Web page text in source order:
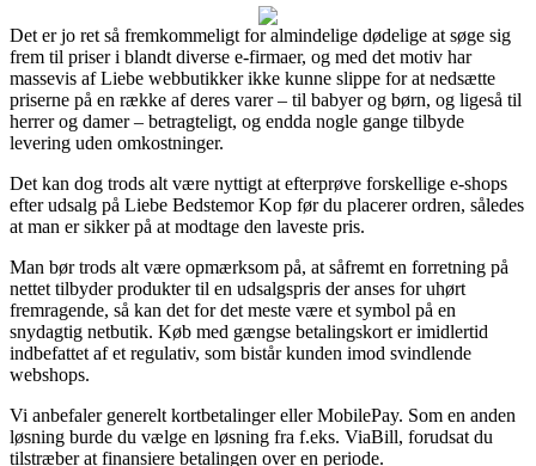
Det er jo ret så fremkommeligt for almindelige dødelige at søge sig
frem til priser i blandt diverse e-firmaer, og med det motiv har
massevis af Liebe webbutikker ikke kunne slippe for at nedsætte
priserne på en række af deres varer – til babyer og børn, og ligeså til
herrer og damer – betragteligt, og endda nogle gange tilbyde
levering uden omkostninger.
Det kan dog trods alt være nyttigt at efterprøve forskellige e-shops
efter udsalg på Liebe Bedstemor Kop før du placerer ordren, således
at man er sikker på at modtage den laveste pris.
Man bør trods alt være opmærksom på, at såfremt en forretning på
nettet tilbyder produkter til en udsalgspris der anses for uhørt
fremragende, så kan det for det meste være et symbol på en
snydagtig netbutik. Køb med gængse betalingskort er imidlertid
indbefattet af et regulativ, som bistår kunden imod svindlende
webshops.
Vi anbefaler generelt kortbetalinger eller MobilePay. Som en anden
løsning burde du vælge en løsning fra f.eks. ViaBill, forudsat du
tilstræber at finansiere betalingen over en periode.